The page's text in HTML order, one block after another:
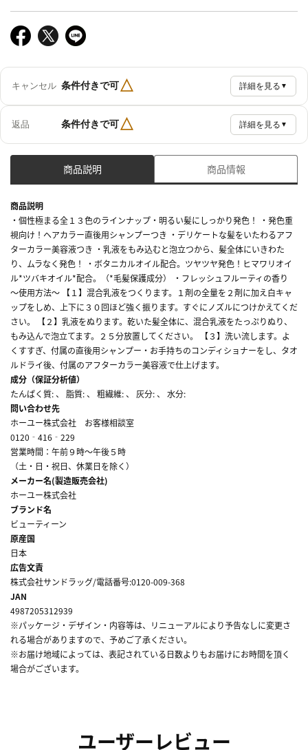
キャンセル 条件付きで可△ 詳細を見る ▼
返品 条件付きで可△ 詳細を見る ▼
商品説明 商品情報
商品説明
・個性極まる全１３色のラインナップ・明るい髪にしっかり発色！ ・発色重
視向け！ヘアカラー直後用シャンプーつき ・デリケートな髪をいたわるアフ
ターカラー美容液つき ・乳液をもみ込むと泡立つから、髪全体にいきわた
り、ムラなく発色！ ・ボタニカルオイル配合。ツヤツヤ発色！ヒマワリオイ
ル*ツバキオイル*配合。（*毛髪保護成分） ・フレッシュフルーティの香り
～使用方法～ 【１】混合乳液をつくります。１剤の全量を２剤に加え白キャ
ップをしめ、上下に３０回ほど強く振ります。すぐにノズルにつけかえてくだ
さい。 【２】乳液をぬります。乾いた髪全体に、混合乳液をたっぷりぬり、
もみ込んで泡立てます。２５分放置してください。 【３】洗い流します。よ
くすすぎ、付属の直後用シャンプー・お手持ちのコンディショナーをし、タオ
ルドライ後、付属のアフターカラー美容液で仕上げます。
成分（保証分析値）
たんぱく質: 、 脂質: 、 粗繊維: 、 灰分: 、 水分:
問い合わせ先
ホーユー株式会社 お客様相談室
0120‐416‐229
営業時間：午前９時～午後５時
（土・日・祝日、休業日を除く）
メーカー名(製造販売会社)
ホーユー株式会社
ブランド名
ビューティーン
原産国
日本
広告文責
株式会社サンドラッグ/電話番号:0120-009-368
JAN
4987205312939
※パッケージ・デザイン・内容等は、リニューアルにより予告なしに変更さ
れる場合がありますので、予めご了承ください。
※お届け地域によっては、表記されている日数よりもお届けにお時間を頂く
場合がございます。
ユーザーレビュー